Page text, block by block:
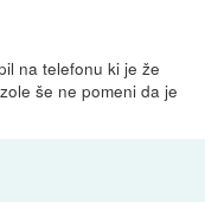
na telefonu ki je že
še ne pomeni da je